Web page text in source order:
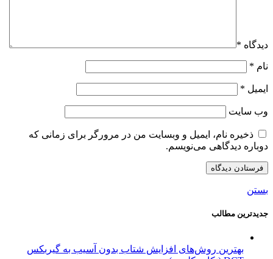
دیدگاه *
نام *
ایمیل *
وب‌ سایت
ذخیره نام، ایمیل و وبسایت من در مرورگر برای زمانی که
دوباره دیدگاهی می‌نویسم.
بستن
جدیدترین مطالب
بهترین روش‌های افزایش شتاب بدون آسیب به گیربکس